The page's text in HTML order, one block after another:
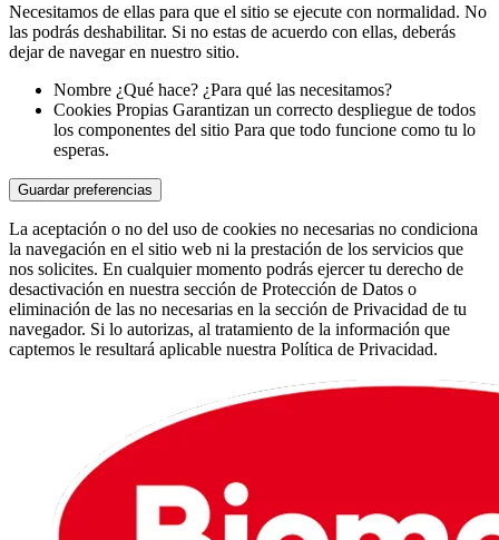
Necesitamos de ellas para que el sitio se ejecute con normalidad. No
las podrás deshabilitar. Si no estas de acuerdo con ellas, deberás
dejar de navegar en nuestro sitio.
Nombre ¿Qué hace? ¿Para qué las necesitamos?
Cookies Propias Garantizan un correcto despliegue de todos
los componentes del sitio Para que todo funcione como tu lo
esperas.
Guardar preferencias
La aceptación o no del uso de cookies no necesarias no condiciona
la navegación en el sitio web ni la prestación de los servicios que
nos solicites. En cualquier momento podrás ejercer tu derecho de
desactivación en nuestra sección de Protección de Datos o
eliminación de las no necesarias en la sección de Privacidad de tu
navegador. Si lo autorizas, al tratamiento de la información que
captemos le resultará aplicable nuestra Política de Privacidad.